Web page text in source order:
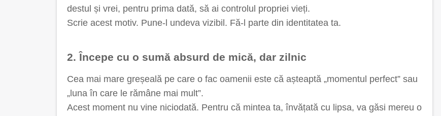
destul și vrei, pentru prima dată, să ai controlul propriei vieți.
Scrie acest motiv. Pune-l undeva vizibil. Fă-l parte din identitatea ta.
2. Începe cu o sumă absurd de mică, dar zilnic
Cea mai mare greșeală pe care o fac oamenii este că așteaptă „momentul perfect” sau
„luna în care le rămâne mai mult”.
Acest moment nu vine niciodată. Pentru că mintea ta, învățată cu lipsa, va găsi mereu o